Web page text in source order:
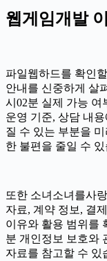
웹게임개발
파일웹하드를 확인
안내를 신중하게 살
시02분 실제 가능 여
운영 기준, 상담 내
질 수 있는 부분을
한 불편을 줄일 수
또한 소녀소녀를사
자료, 계약 정보, 결
이유와 활용 범위를
분 개인정보 보호와
자료를 참고할 수 있